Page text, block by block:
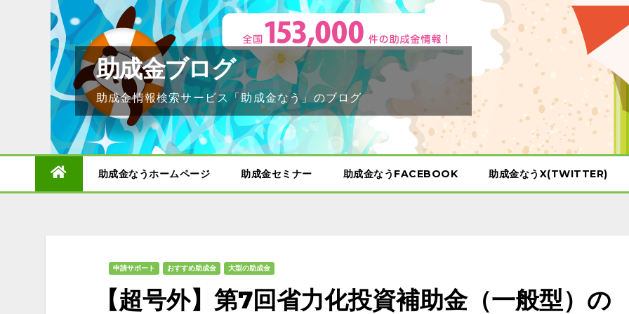
助成金ブログ
助成金情報検索サービス「助成金なう」のブログ
助成金なうホームページ 助成金セミナー 助成金なうFACEBOOK 助成金なうX(TWITTER)
申請サポート おすすめ助成金 大型の助成金
【超号外】第7回省力化投資補助金（一般型）の